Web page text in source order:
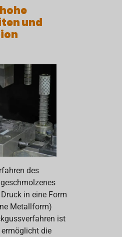
und
des
in eine Form
Metallform)
ist
die